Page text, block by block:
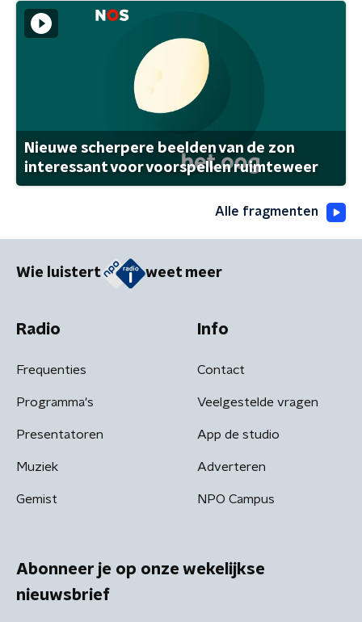
Nieuwe scherpere beelden van de zon
interessant voor voorspellen ruimteweer
Alle fragmenten
Wie luistert weet meer
Radio
Frequenties
Programma's
Presentatoren
Muziek
Gemist
Info
Contact
Veelgestelde vragen
App de studio
Adverteren
NPO Campus
Abonneer je op onze wekelijkse
nieuwsbrief